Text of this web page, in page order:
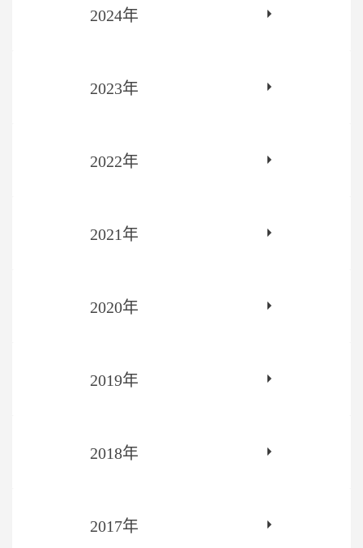
2024年
2023年
2022年
2021年
2020年
2019年
2018年
2017年